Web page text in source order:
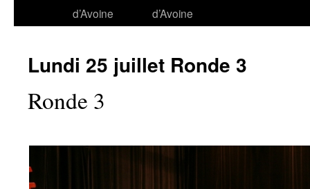
d’Avoine
d’Avoine
Lundi 25 juillet Ronde 3
Ronde 3